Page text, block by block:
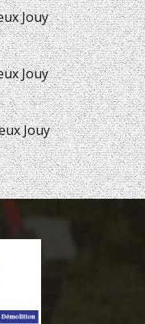
Jouy
Jouy
Jouy